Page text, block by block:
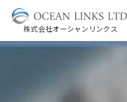
株式会社オーシャンリンクス